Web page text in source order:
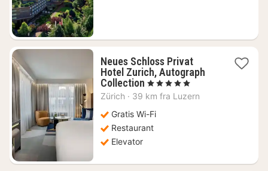
Neues Schloss Privat
Hotel Zurich, Autograph
Collection 1
nat
3394
kr.
, 5 Stjerner
Zürich · 39 km fra Luzern
Gratis Wi-Fi
Restaurant
Elevator